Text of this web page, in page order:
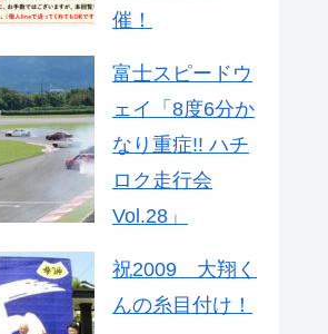
催！
富士スピードウ
ェイ「8度6分か
なり重症!! ハチ
ロク走行会
Vol.28」
祝2009 大翔く
んの糸目付け！